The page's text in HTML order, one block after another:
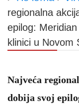
regionalna
epilog:
klinici u Novom
Najveća
dobija svoj